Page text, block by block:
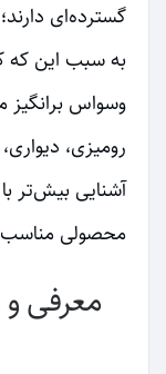
گسترده‌ای
به سبب این که
وسواس
رومیزی،
آشنایی بیش‌تر
محصولی مناسب